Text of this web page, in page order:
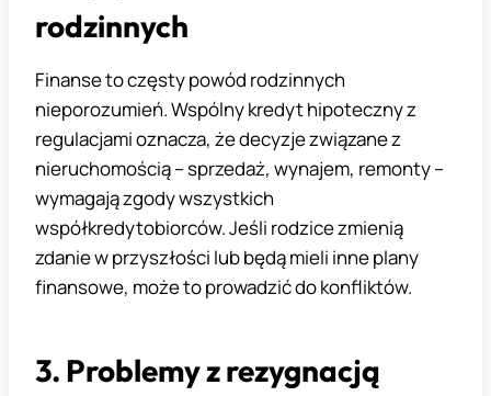
rodzinnych
Finanse to częsty powód rodzinnych
nieporozumień. Wspólny kredyt hipoteczny z
regulacjami oznacza, że decyzje związane z
nieruchomością – sprzedaż, wynajem, remonty –
wymagają zgody wszystkich
współkredytobiorców. Jeśli rodzice zmienią
zdanie w przyszłości lub będą mieli inne plany
finansowe, może to prowadzić do konfliktów.
3. Problemy z rezygnacją